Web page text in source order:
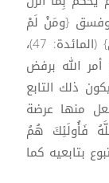
هُمُ الْكَافِرُونَ} (المائدة: 44)، وفسق {ومَنْ لَمْ
يَحْكُمْ بِمَا أَنْزَلَ اللَّهُ فَأُولَئِكَ هُمُ الْفَاسِقُونَ} (المائدة: 47)،
الله برفض
ذلك التابع
منها عرضة
فَأُولَئِكَ هُمُ
المتبوع بتابعيه كما